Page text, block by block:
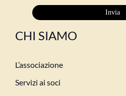
CHI SIAMO
L’associazione
Servizi ai soci